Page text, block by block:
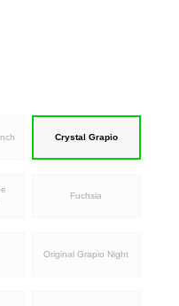
Crystal Grapio
Fuchsia
Original Grapio Night